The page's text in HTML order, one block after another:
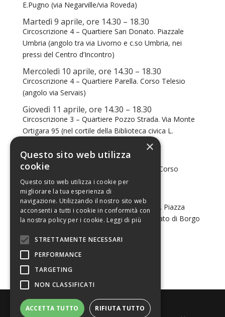
E.Pugno (via Negarville/via Roveda)
Martedì 9 aprile, ore 14.30 – 18.30
Circoscrizione 4 – Quartiere San Donato. Piazzale
Umbria (angolo tra via Livorno e c.so Umbria, nei
pressi del Centro d’Incontro)
Mercoledì 10 aprile, ore 14.30 – 18.30
Circoscrizione 4 – Quartiere Parella. Corso Telesio
(angolo via Servais)
Giovedì 11 aprile, ore 14.30 – 18.30
Circoscrizione 3 – Quartiere Pozzo Strada. Via Monte
Ortigara 95 (nel cortile della Biblioteca civica L.
Venerdì 12 aprile, ore 14.30 – 18.30
Circoscrizione 2 – Quartiere Mirafiori sud. Corso
Unione Sovietica 490 (cortile dell’IIS Levi)
Sabato 13 aprile, ore 8.30-14.30
Circoscrizione 5 – Quartiere Borgo Vittoria. Piazza
Chiesa della Salute, angolo via Villar (Mercato di Borgo
×
Questo sito web utilizza
cookie
Questo sito web utilizza i cookie per
migliorare la tua esperienza di
navigazione. Utilizzando il nostro sito web
acconsenti a tutti i cookie in conformità con
la nostra policy per i cookie. Leggi di più
STRETTAMENTE NECESSARI
PERFORMANCE
TARGETING
NON CLASSIFICATI
ACCETTA TUTTO RIFIUTA TUTTO